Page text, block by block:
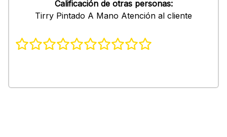
Calificación de otras personas:
Tirry Pintado A Mano Atención al cliente